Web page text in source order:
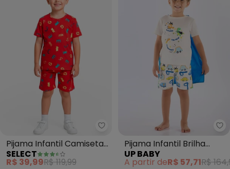
Select - Pijama Infantil
Pijama Infantil Camiseta
e Bermuda (Vermelho)
SELECT
R$ 39,99R$ 119,99
Pijama Infantil Brilha
Escuro Capa (Branco)
UP BABY
A partir deR$ 57,71R$